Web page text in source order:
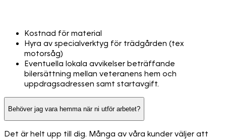
Kostnad för material
Hyra av specialverktyg för trädgården (tex
motorsåg)
Eventuella lokala avvikelser beträffande
bilersättning mellan veteranens hem och
uppdragsadressen samt startavgift.
Behöver jag vara hemma när ni utför arbetet?
Det är helt upp till dig. Många av våra kunder väljer att